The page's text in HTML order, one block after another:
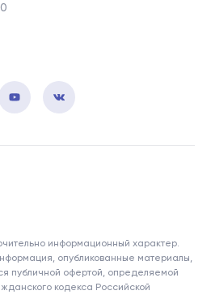
информационный характер.
опубликованные материалы,
публичной офертой, определяемой
кодекса Российской